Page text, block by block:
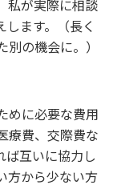
私が実際に相談
ます。（長く
の機会に。）
めに必要な費用
療費、交際費な
ば互いに協力し
方から少ない方